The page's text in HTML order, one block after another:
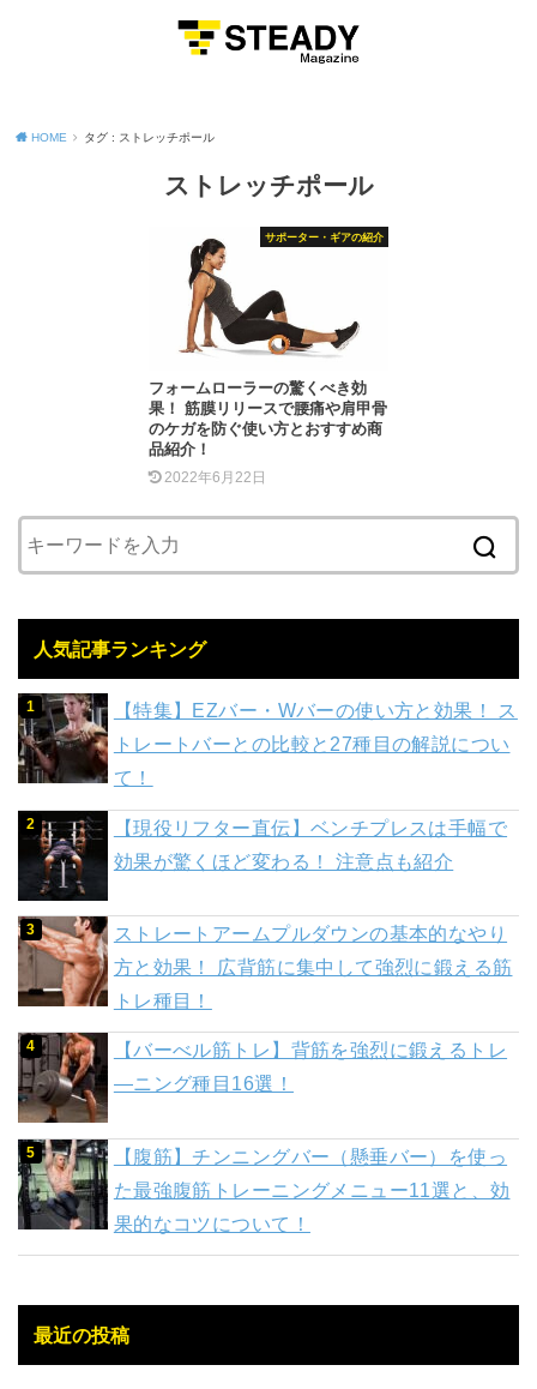
HOME タグ : ストレッチポール
ストレッチポール
サポーター・ギアの紹介
フォームローラーの驚くべき効
果！ 筋膜リリースで腰痛や肩甲骨
のケガを防ぐ使い方とおすすめ商
品紹介！
2022年6月22日
人気記事ランキング
【特集】EZバー・Wバーの使い方と効果！ ス
トレートバーとの比較と27種目の解説につい
て！
【現役リフター直伝】ベンチプレスは手幅で
効果が驚くほど変わる！ 注意点も紹介
ストレートアームプルダウンの基本的なやり
方と効果！ 広背筋に集中して強烈に鍛える筋
トレ種目！
【バーべル筋トレ】背筋を強烈に鍛えるトレ
―ニング種目16選！
【腹筋】チンニングバー（懸垂バー）を使っ
た最強腹筋トレーニングメニュー11選と、効
果的なコツについて！
最近の投稿